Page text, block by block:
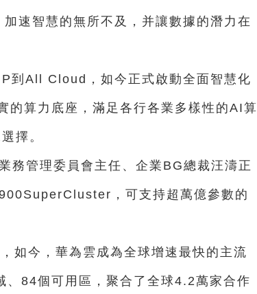
速智慧的無所不及，并讓數據的潛力在
到All Cloud，如今正式啟動全面智慧化
算力底座，滿足各行各業多樣性的AI算
擇。
務管理委員會主任、企業BG總裁汪濤正
，可支持超萬億參數的
如今，華為雲成為全球增速最快的主流
、84個可用區，聚合了全球4.2萬家合作